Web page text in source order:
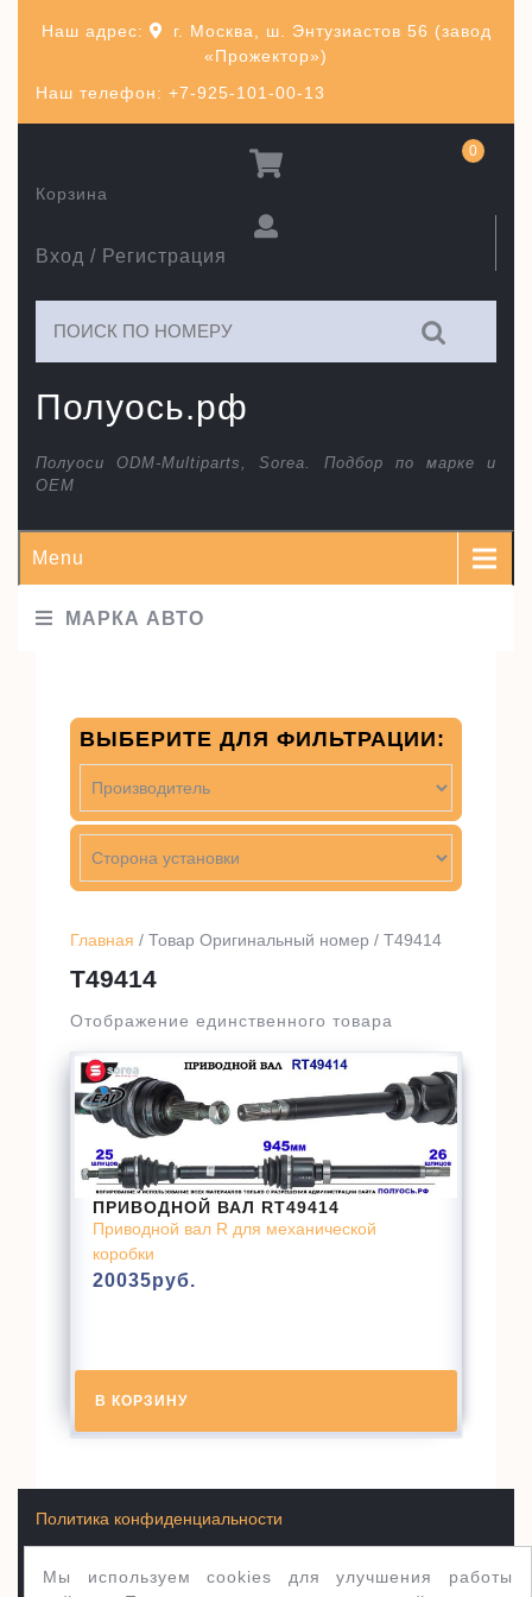
Наш телефон: +7-925-101-00-13
Наш адрес:
г. Москва, ш. Энтузиастов 56 (завод
«Прожектор»)
Полуось.рф
Полуоси ODM-Multiparts, Sorea. Подбор по марке и
ОЕМ
Вход / Регистрация
Корзина
0
Menu
МАРКА АВТО
Главная / Товар Оригинальный номер / T49414
T49414
Отображение единственного товара
ПРИВОДНОЙ ВАЛ RT49414
Приводной вал R для механической
коробки
20035руб.
В КОРЗИНУ
ВЫБЕРИТЕ ДЛЯ ФИЛЬТРАЦИИ:
Мы используем cookies для улучшения работы
Условия продажи товаров
Политика конфиденциальности